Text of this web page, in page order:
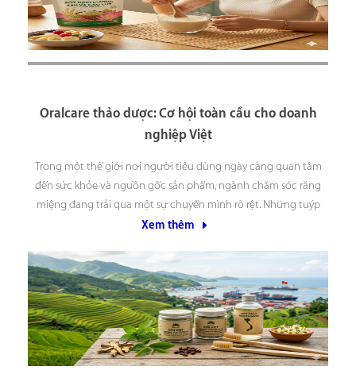
Oralcare thảo dược: Cơ hội toàn cầu cho doanh
nghiệp Việt
Trong một thế giới nơi người tiêu dùng ngày càng quan tâm
đến sức khỏe và nguồn gốc sản phẩm, ngành chăm sóc răng
miệng đang trải qua một sự chuyển mình rõ rệt. Những tuýp
kem đánh răng không còn chỉ đơn thuần là sản phẩm làm sạch,
Xem thêm